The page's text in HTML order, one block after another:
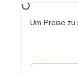
Um Preise